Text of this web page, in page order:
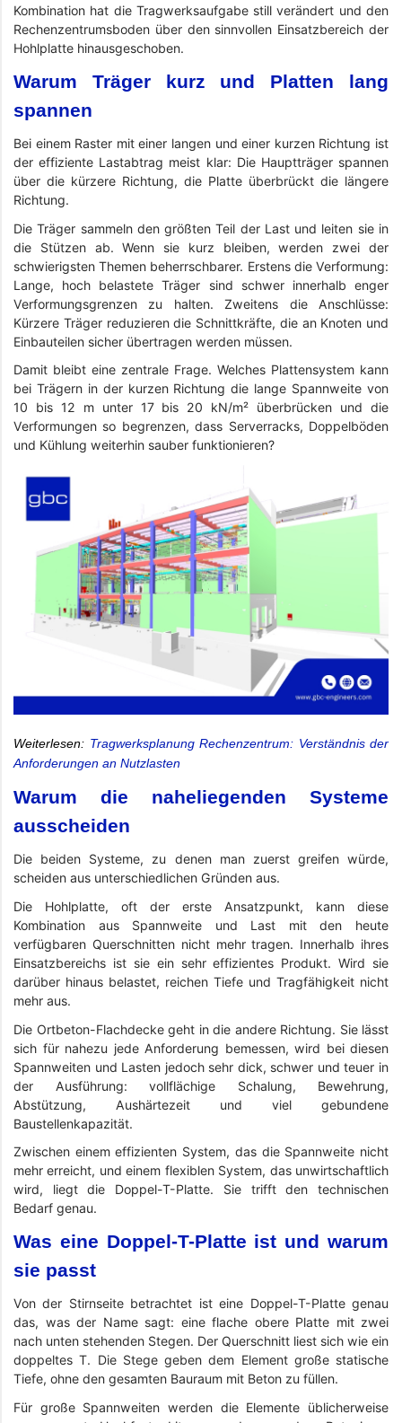
Kombination hat die Tragwerksaufgabe still verändert und den
Rechenzentrumsboden über den sinnvollen Einsatzbereich der
Hohlplatte hinausgeschoben.
Warum Träger kurz und Platten lang
spannen
Bei einem Raster mit einer langen und einer kurzen Richtung ist
der effiziente Lastabtrag meist klar: Die Hauptträger spannen
über die kürzere Richtung, die Platte überbrückt die längere
Richtung.
Die Träger sammeln den größten Teil der Last und leiten sie in
die Stützen ab. Wenn sie kurz bleiben, werden zwei der
schwierigsten Themen beherrschbarer. Erstens die Verformung:
Lange, hoch belastete Träger sind schwer innerhalb enger
Verformungsgrenzen zu halten. Zweitens die Anschlüsse:
Kürzere Träger reduzieren die Schnittkräfte, die an Knoten und
Einbauteilen sicher übertragen werden müssen.
Damit bleibt eine zentrale Frage. Welches Plattensystem kann
bei Trägern in der kurzen Richtung die lange Spannweite von
10 bis 12 m unter 17 bis 20 kN/m² überbrücken und die
Verformungen so begrenzen, dass Serverracks, Doppelböden
und Kühlung weiterhin sauber funktionieren?
Weiterlesen: Tragwerksplanung Rechenzentrum: Verständnis der
Anforderungen an Nutzlasten
Warum die naheliegenden Systeme
ausscheiden
Die beiden Systeme, zu denen man zuerst greifen würde,
scheiden aus unterschiedlichen Gründen aus.
Die Hohlplatte, oft der erste Ansatzpunkt, kann diese
Kombination aus Spannweite und Last mit den heute
verfügbaren Querschnitten nicht mehr tragen. Innerhalb ihres
Einsatzbereichs ist sie ein sehr effizientes Produkt. Wird sie
darüber hinaus belastet, reichen Tiefe und Tragfähigkeit nicht
mehr aus.
Die Ortbeton-Flachdecke geht in die andere Richtung. Sie lässt
sich für nahezu jede Anforderung bemessen, wird bei diesen
Spannweiten und Lasten jedoch sehr dick, schwer und teuer in
der Ausführung: vollflächige Schalung, Bewehrung,
Abstützung, Aushärtezeit und viel gebundene
Baustellenkapazität.
Zwischen einem effizienten System, das die Spannweite nicht
mehr erreicht, und einem flexiblen System, das unwirtschaftlich
wird, liegt die Doppel-T-Platte. Sie trifft den technischen
Bedarf genau.
Was eine Doppel-T-Platte ist und warum
sie passt
Von der Stirnseite betrachtet ist eine Doppel-T-Platte genau
das, was der Name sagt: eine flache obere Platte mit zwei
nach unten stehenden Stegen. Der Querschnitt liest sich wie ein
doppeltes T. Die Stege geben dem Element große statische
Tiefe, ohne den gesamten Bauraum mit Beton zu füllen.
Für große Spannweiten werden die Elemente üblicherweise